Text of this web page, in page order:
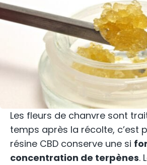
Les fleurs de chanvre sont
temps après la récolte, c’est
résine CBD conserve une si
concentration de terpènes.